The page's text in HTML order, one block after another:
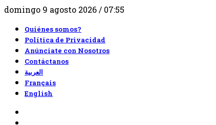
domingo 9 agosto 2026 / 07:55
Quiénes somos?
Política de Privacidad
Anúnciate con Nosotros
Contáctanos
العربية
Français
English